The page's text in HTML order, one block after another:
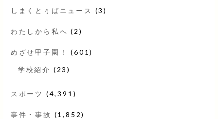
しまくとぅばニュース (3)
わたしから私へ (2)
めざせ甲子園！ (601)
学校紹介 (23)
スポーツ (4,391)
事件・事故 (1,852)